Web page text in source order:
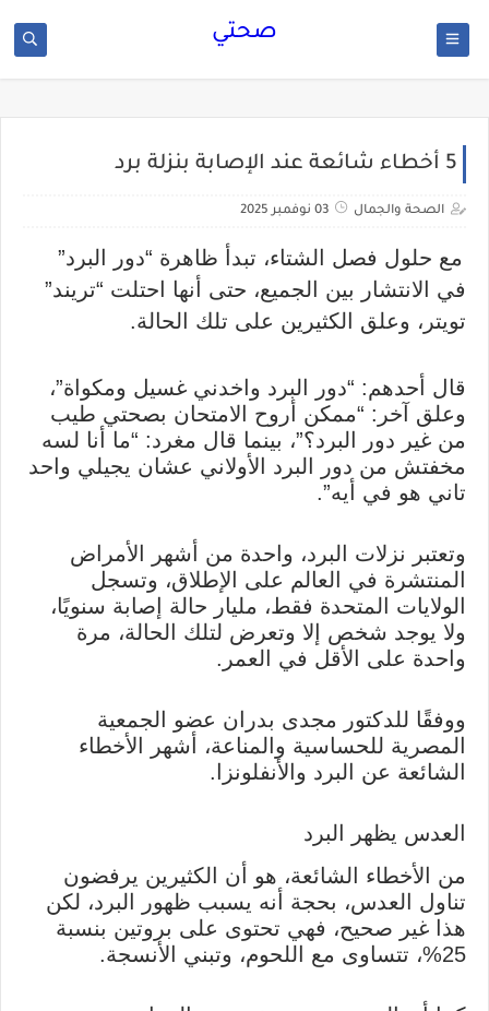
صحتي
5 أخطاء شائعة عند الإصابة بنزلة برد
الصحة والجمال 03 نوفمبر 2025
مع حلول فصل الشتاء، تبدأ ظاهرة “دور البرد”
في الانتشار بين الجميع، حتى أنها احتلت “تريند”
تويتر، وعلق الكثيرين على تلك الحالة.
قال أحدهم: “دور البرد واخدني غسيل ومكواة”،
وعلق آخر: “ممكن أروح الامتحان بصحتي طيب
من غير دور البرد؟”، بينما قال مغرد: “ما أنا لسه
مخفتش من دور البرد الأولاني عشان يجيلي واحد
تاني هو في أيه”.
وتعتبر نزلات البرد، واحدة من أشهر الأمراض
المنتشرة في العالم على الإطلاق، وتسجل
الولايات المتحدة فقط، مليار حالة إصابة سنويًا،
ولا يوجد شخص إلا وتعرض لتلك الحالة، مرة
واحدة على الأقل في العمر.
ووفقًا للدكتور مجدى بدران عضو الجمعية
المصرية للحساسية والمناعة، أشهر الأخطاء
الشائعة عن البرد والأنفلونزا.
العدس يظهر البرد
من الأخطاء الشائعة، هو أن الكثيرين يرفضون
تناول العدس، بحجة أنه يسبب ظهور البرد، لكن
هذا غير صحيح، فهي تحتوى على بروتين بنسبة
25%، تتساوى مع اللحوم، وتبني الأنسجة.